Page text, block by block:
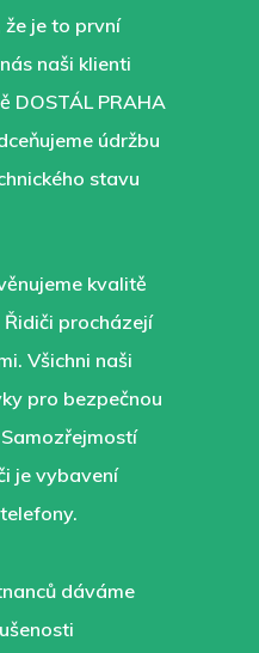
že je to první
naši klienti
DOSTÁL PRAHA
údržbu
stavu
kvalitě
procházejí
Všichni naši
pro bezpečnou
je vybavení
dáváme